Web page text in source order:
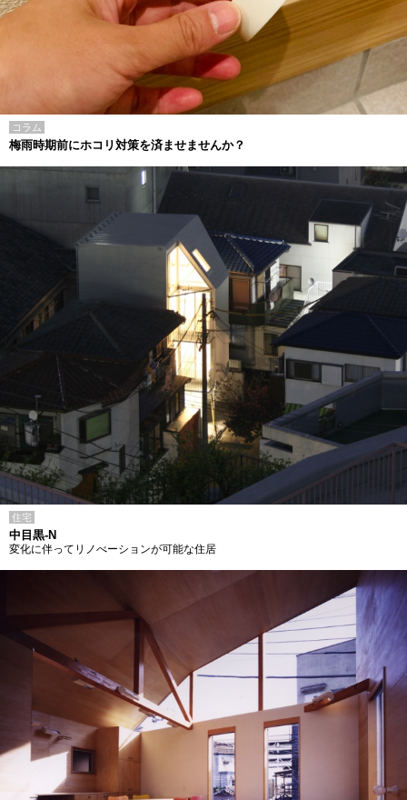
コラム
梅雨時期前にホコリ対策を済ませませんか？
住宅
中目黒-N
変化に伴ってリノべーションが可能な住居